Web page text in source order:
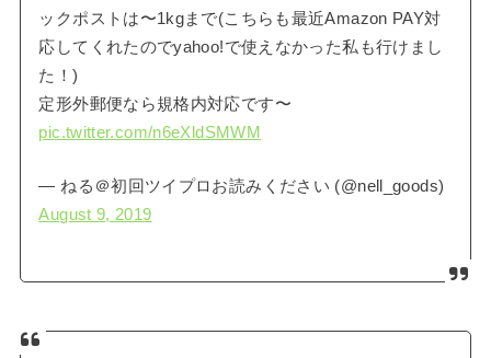
ックポストは〜1kgまで(こちらも最近Amazon PAY対
応してくれたのでyahoo!で使えなかった私も行けまし
た！)
定形外郵便なら規格内対応です〜
pic.twitter.com/n6eXldSMWM
— ねる＠初回ツイプロお読みください (@nell_goods)
August 9, 2019